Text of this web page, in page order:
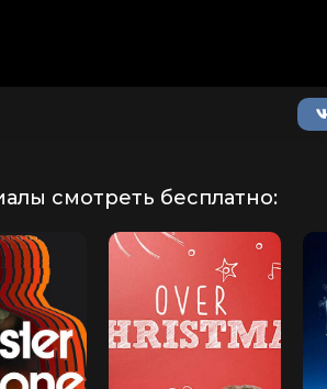
смотреть бесплатно: